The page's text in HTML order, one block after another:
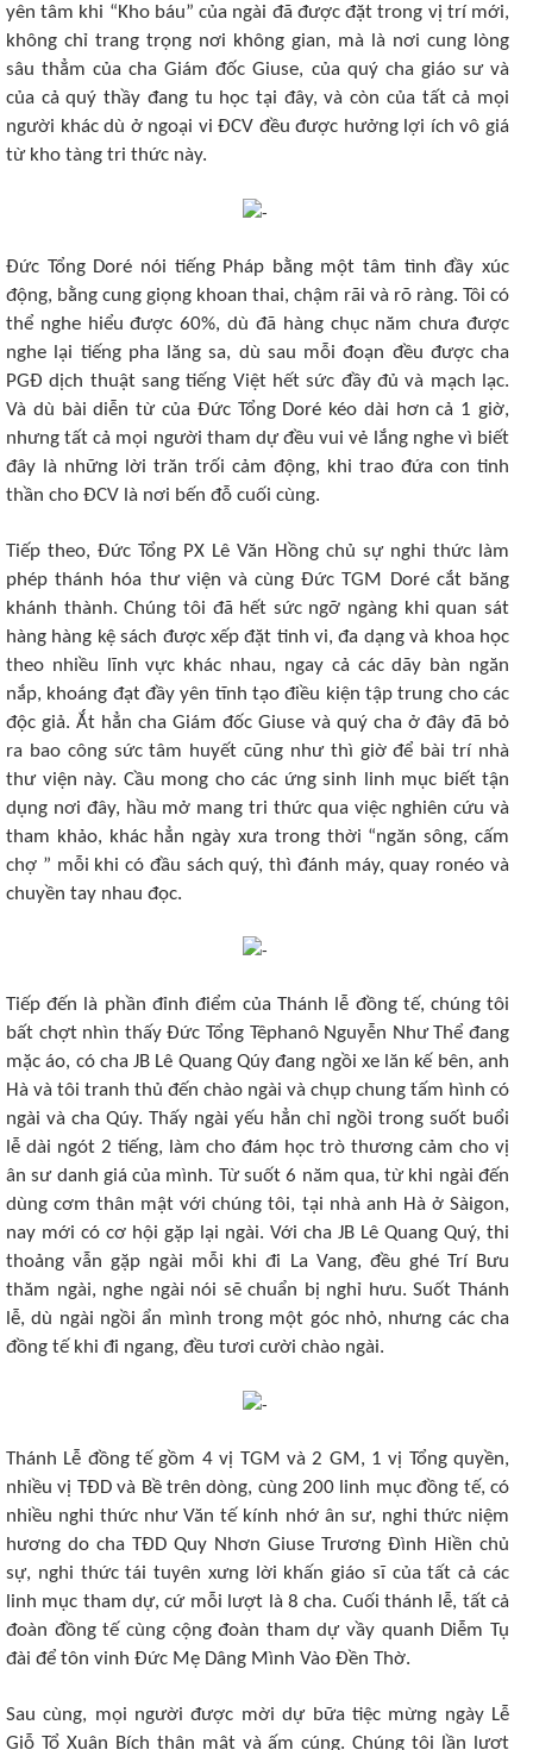
yên tâm khi “Kho báu” của ngài đã được đặt trong vị trí mới,
không chỉ trang trọng nơi không gian, mà là nơi cung lòng
sâu thẳm của cha Giám đốc Giuse, của quý cha giáo sư và
của cả quý thầy đang tu học tại đây, và còn của tất cả mọi
người khác dù ở ngoại vi ĐCV đều được hưởng lợi ích vô giá
từ kho tàng tri thức này.
Đức Tổng Doré nói tiếng Pháp bằng một tâm tình đầy xúc
động, bằng cung giọng khoan thai, chậm rãi và rõ ràng. Tôi có
thể nghe hiểu được 60%, dù đã hàng chục năm chưa được
nghe lại tiếng pha lăng sa, dù sau mỗi đoạn đều được cha
PGĐ dịch thuật sang tiếng Việt hết sức đầy đủ và mạch lạc.
Và dù bài diễn từ của Đức Tổng Doré kéo dài hơn cả 1 giờ,
nhưng tất cả mọi người tham dự đều vui vẻ lắng nghe vì biết
đây là những lời trăn trối cảm động, khi trao đứa con tinh
thần cho ĐCV là nơi bến đỗ cuối cùng.
Tiếp theo, Đức Tổng PX Lê Văn Hồng chủ sự nghi thức làm
phép thánh hóa thư viện và cùng Đức TGM Doré cắt băng
khánh thành. Chúng tôi đã hết sức ngỡ ngàng khi quan sát
hàng hàng kệ sách được xếp đặt tinh vi, đa dạng và khoa học
theo nhiều lĩnh vực khác nhau, ngay cả các dãy bàn ngăn
nắp, khoáng đạt đầy yên tĩnh tạo điều kiện tập trung cho các
độc giả. Ắt hẳn cha Giám đốc Giuse và quý cha ở đây đã bỏ
ra bao công sức tâm huyết cũng như thì giờ để bài trí nhà
thư viện này. Cầu mong cho các ứng sinh linh mục biết tận
dụng nơi đây, hầu mở mang tri thức qua việc nghiên cứu và
tham khảo, khác hẳn ngày xưa trong thời “ngăn sông, cấm
chợ ” mỗi khi có đầu sách quý, thì đánh máy, quay ronéo và
chuyền tay nhau đọc.
Tiếp đến là phần đỉnh điểm của Thánh lễ đồng tế, chúng tôi
bất chợt nhìn thấy Đức Tổng Têphanô Nguyễn Như Thể đang
mặc áo, có cha JB Lê Quang Qúy đang ngồi xe lăn kế bên, anh
Hà và tôi tranh thủ đến chào ngài và chụp chung tấm hình có
ngài và cha Qúy. Thấy ngài yếu hẳn chỉ ngồi trong suốt buổi
lễ dài ngót 2 tiếng, làm cho đám học trò thương cảm cho vị
ân sư danh giá của mình. Từ suốt 6 năm qua, từ khi ngài đến
dùng cơm thân mật với chúng tôi, tại nhà anh Hà ở Sàigon,
nay mới có cơ hội gặp lại ngài. Với cha JB Lê Quang Quý, thi
thoảng vẫn gặp ngài mỗi khi đi La Vang, đều ghé Trí Bưu
thăm ngài, nghe ngài nói sẽ chuẩn bị nghỉ hưu. Suốt Thánh
lễ, dù ngài ngồi ẩn mình trong một góc nhỏ, nhưng các cha
đồng tế khi đi ngang, đều tươi cười chào ngài.
Thánh Lễ đồng tế gồm 4 vị TGM và 2 GM, 1 vị Tổng quyền,
nhiều vị TĐD và Bề trên dòng, cùng 200 linh mục đồng tế, có
nhiều nghi thức như Văn tế kính nhớ ân sư, nghi thức niệm
hương do cha TĐD Quy Nhơn Giuse Trương Đình Hiền chủ
sự, nghi thức tái tuyên xưng lời khấn giáo sĩ của tất cả các
linh mục tham dự, cứ mỗi lượt là 8 cha. Cuối thánh lễ, tất cả
đoàn đồng tế cùng cộng đoàn tham dự vầy quanh Diễm Tụ
đài để tôn vinh Đức Mẹ Dâng Mình Vào Đền Thờ.
Sau cùng, mọi người được mời dự bữa tiệc mừng ngày Lễ
Giỗ Tổ Xuân Bích thân mật và ấm cúng. Chúng tôi lần lượt